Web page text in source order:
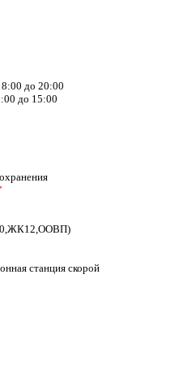
8:00 до 20:00
до 15:00
станция скорой